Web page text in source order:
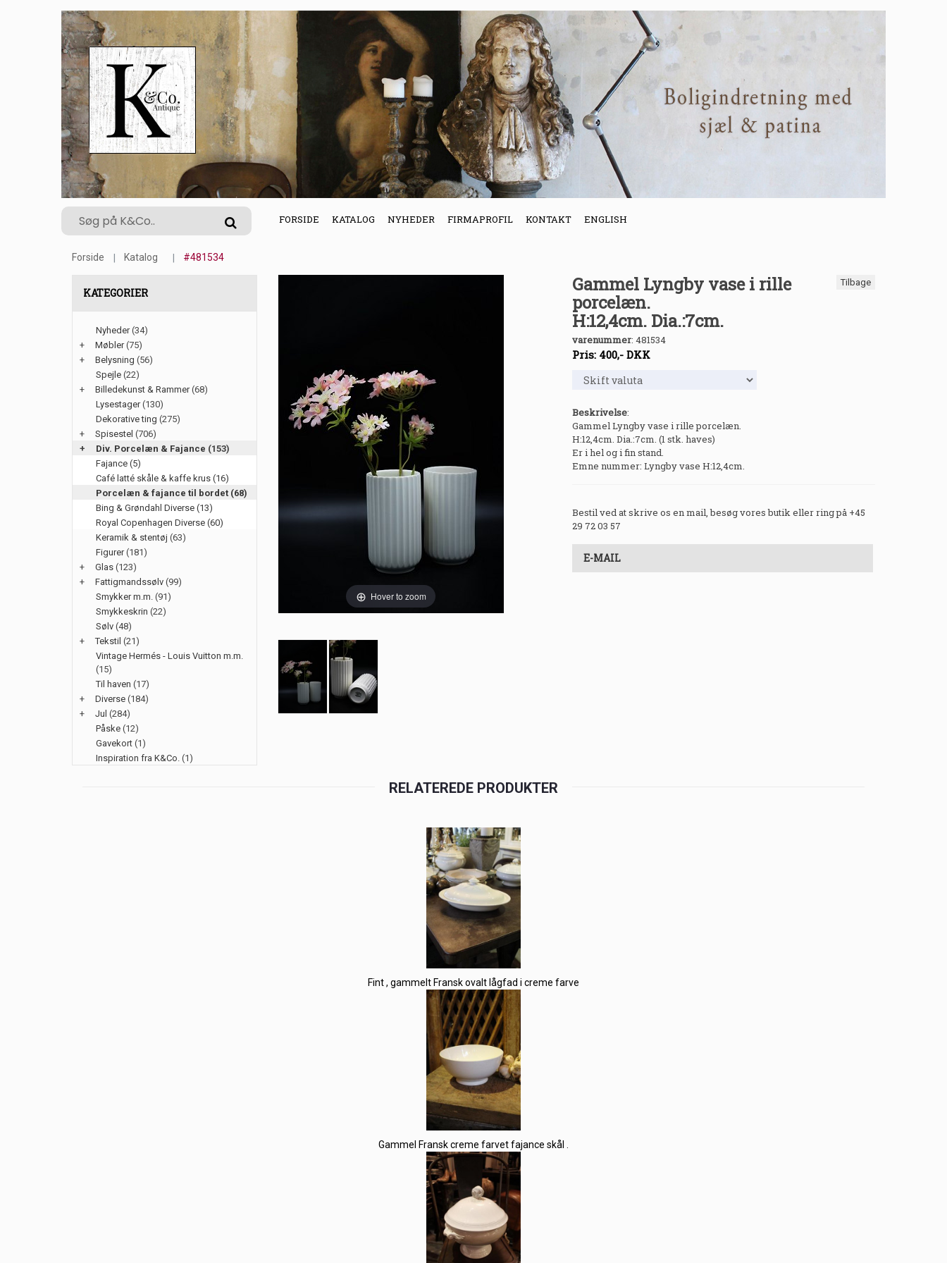
FORSIDE KATALOG NYHEDER FIRMAPROFIL KONTAKT ENGLISH
Forside Katalog #481534
KATEGORIER
Nyheder(34)
+
Møbler(75)
+
Belysning (56)
Spejle (22)
+
Billedekunst & Rammer(68)
Lysestager(130)
Dekorative ting (275)
+
Spisestel (706)
+
Div. Porcelæn & Fajance (153)
Fajance (5)
Café latté skåle & kaffe krus (16)
Porcelæn & fajance til bordet (68)
Bing & Grøndahl Diverse (13)
Royal Copenhagen Diverse (60)
Keramik & stentøj (63)
Figurer(181)
+
Glas (123)
+
Fattigmandssølv (99)
Smykker m.m. (91)
Smykkeskrin (22)
Sølv (48)
+
Tekstil (21)
Vintage Hermés - Louis Vuitton m.m.
(15)
Til haven (17)
+
Diverse (184)
+
Jul (284)
Påske (12)
Gavekort (1)
Inspiration fra K&Co. (1)
Hover to zoom
Tilbage
Gammel Lyngby vase i rille
porcelæn.
H:12,4cm. Dia.:7cm.
varenummer: 481534
Pris: 400,- DKK
Beskrivelse:
Gammel Lyngby vase i rille porcelæn.
H:12,4cm. Dia.:7cm. (1 stk. haves)
Er i hel og i fin stand.
Emne nummer: Lyngby vase H:12,4cm.
Bestil ved at skrive os en mail, besøg vores butik eller ring på +45
29 72 03 57
E-MAIL
RELATEREDE PRODUKTER
Fint , gammelt Fransk ovalt lågfad i creme farve
Gammel Fransk creme farvet fajance skål .